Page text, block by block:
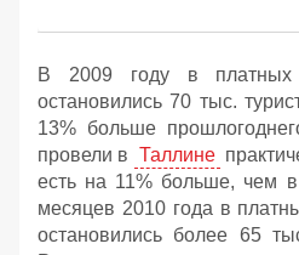
В 2009 году в платных
остановились 70 тыс.
13% больше
провели в Таллине
есть на 11% больше, чем
месяцев 2010 года в
остановились более 65